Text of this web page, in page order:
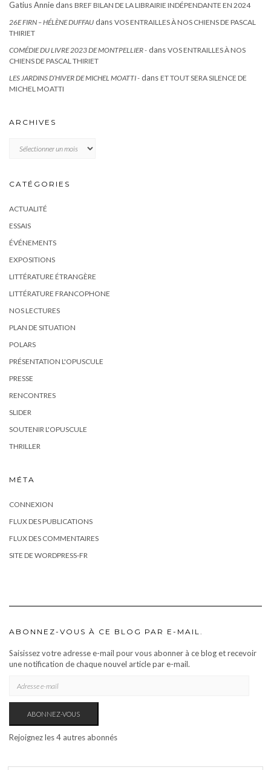
Gatius Anniedans BREF BILAN DE LA LIBRAIRIE INDÉPENDANTE EN 2024
26E FIRN – HÉLÈNE DUFFAU dans VOS ENTRAILLES À NOS CHIENS DE PASCAL
THIRIET
COMÉDIE DU LIVRE 2023 DE MONTPELLIER - dans VOS ENTRAILLES À NOS
CHIENS DE PASCAL THIRIET
LES JARDINS D’HIVER DE MICHEL MOATTI - dans ET TOUT SERA SILENCE DE
MICHEL MOATTI
ARCHIVES
CATÉGORIES
ACTUALITÉ
ESSAIS
ÉVÉNEMENTS
EXPOSITIONS
LITTÉRATURE ÉTRANGÈRE
LITTÉRATURE FRANCOPHONE
NOS LECTURES
PLAN DE SITUATION
POLARS
PRÉSENTATION L'OPUSCULE
PRESSE
RENCONTRES
SLIDER
SOUTENIR L'OPUSCULE
THRILLER
MÉTA
CONNEXION
FLUX DES PUBLICATIONS
FLUX DES COMMENTAIRES
SITE DE WORDPRESS-FR
ABONNEZ-VOUS À CE BLOG PAR E-MAIL.
Saisissez votre adresse e-mail pour vous abonner à ce blog et recevoir
une notification de chaque nouvel article par e-mail.
ABONNEZ-VOUS
Rejoignez les 4 autres abonnés